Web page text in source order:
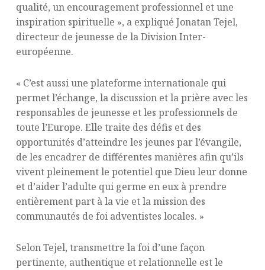
qualité, un encouragement professionnel et une
inspiration spirituelle », a expliqué Jonatan Tejel,
directeur de jeunesse de la Division Inter-
européenne.
« C’est aussi une plateforme internationale qui
permet l’échange, la discussion et la prière avec les
responsables de jeunesse et les professionnels de
toute l’Europe. Elle traite des défis et des
opportunités d’atteindre les jeunes par l’évangile,
de les encadrer de différentes manières afin qu’ils
vivent pleinement le potentiel que Dieu leur donne
et d’aider l’adulte qui germe en eux à prendre
entièrement part à la vie et la mission des
communautés de foi adventistes locales. »
Selon Tejel, transmettre la foi d’une façon
pertinente, authentique et relationnelle est le